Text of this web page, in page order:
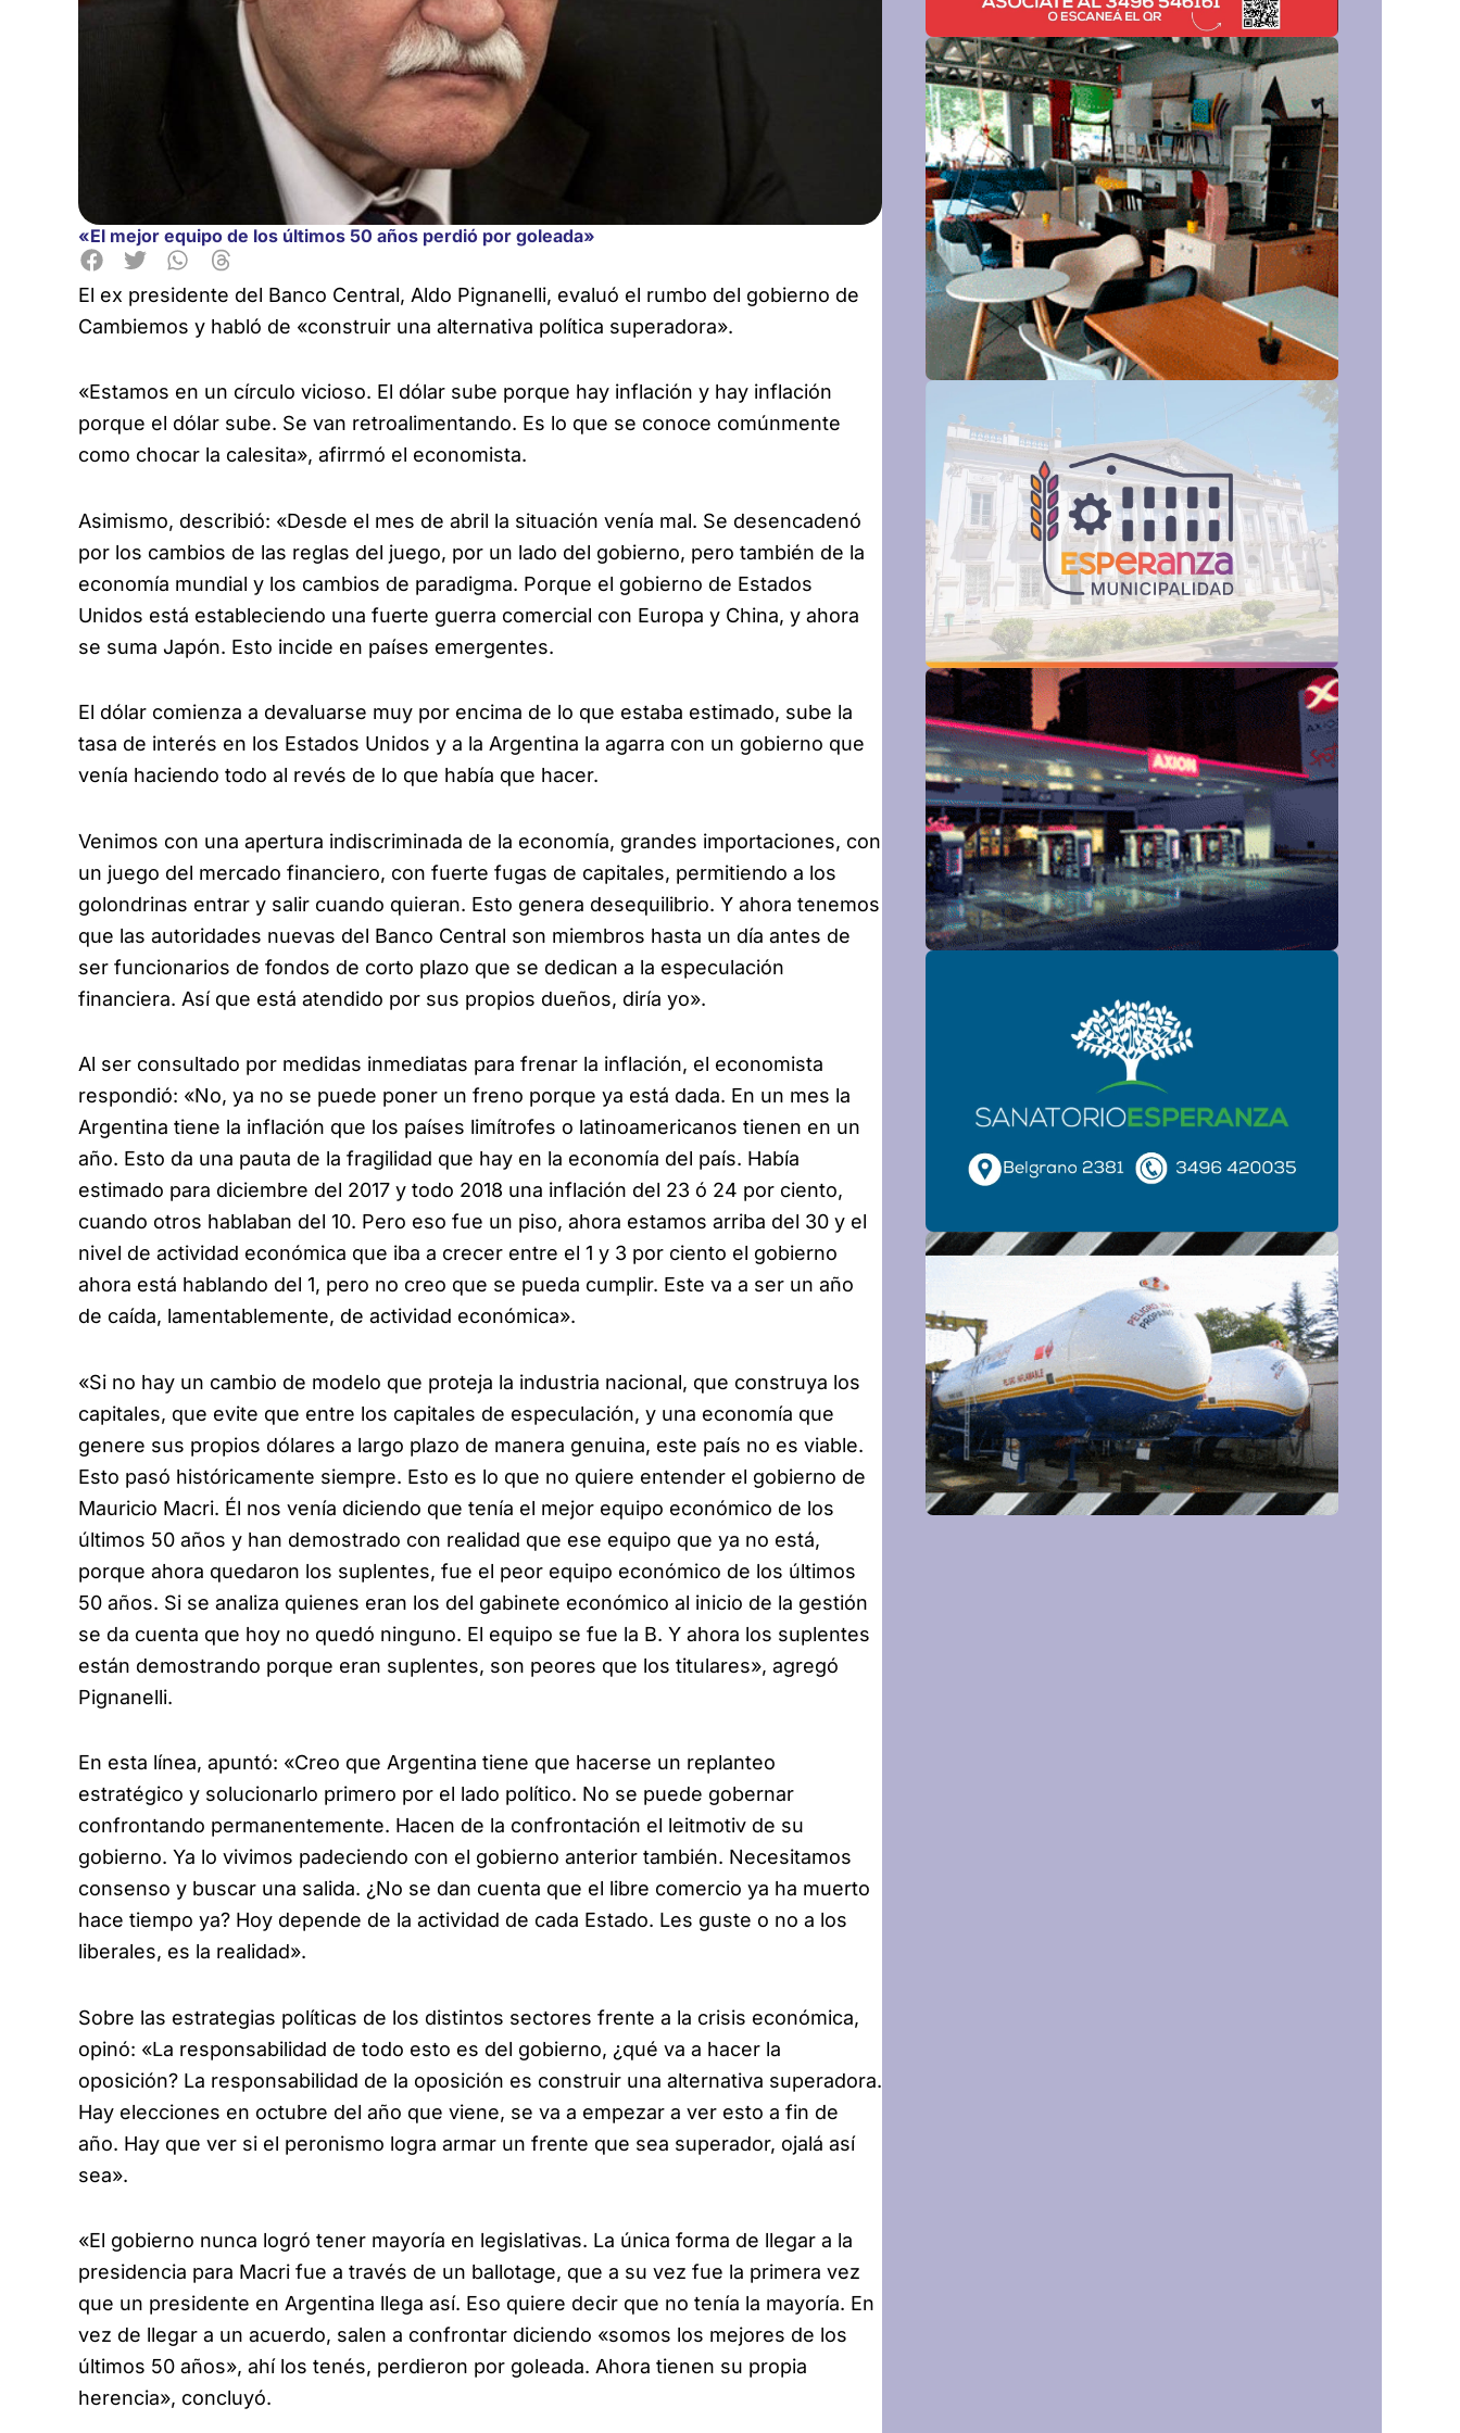
«El mejor equipo de los últimos 50 años perdió por goleada»
El ex presidente del Banco Central, Aldo Pignanelli, evaluó el rumbo del gobierno de
Cambiemos y habló de «construir una alternativa política superadora».
«Estamos en un círculo vicioso. El dólar sube porque hay inflación y hay inflación
porque el dólar sube. Se van retroalimentando. Es lo que se conoce comúnmente
como chocar la calesita», afirrmó el economista.
Asimismo, describió: «Desde el mes de abril la situación venía mal. Se desencadenó
por los cambios de las reglas del juego, por un lado del gobierno, pero también de la
economía mundial y los cambios de paradigma. Porque el gobierno de Estados
Unidos está estableciendo una fuerte guerra comercial con Europa y China, y ahora
se suma Japón. Esto incide en países emergentes.
El dólar comienza a devaluarse muy por encima de lo que estaba estimado, sube la
tasa de interés en los Estados Unidos y a la Argentina la agarra con un gobierno que
venía haciendo todo al revés de lo que había que hacer.
Venimos con una apertura indiscriminada de la economía, grandes importaciones, con
un juego del mercado financiero, con fuerte fugas de capitales, permitiendo a los
golondrinas entrar y salir cuando quieran. Esto genera desequilibrio. Y ahora tenemos
que las autoridades nuevas del Banco Central son miembros hasta un día antes de
ser funcionarios de fondos de corto plazo que se dedican a la especulación
financiera. Así que está atendido por sus propios dueños, diría yo».
Al ser consultado por medidas inmediatas para frenar la inflación, el economista
respondió: «No, ya no se puede poner un freno porque ya está dada. En un mes la
Argentina tiene la inflación que los países limítrofes o latinoamericanos tienen en un
año. Esto da una pauta de la fragilidad que hay en la economía del país. Había
estimado para diciembre del 2017 y todo 2018 una inflación del 23 ó 24 por ciento,
cuando otros hablaban del 10. Pero eso fue un piso, ahora estamos arriba del 30 y el
nivel de actividad económica que iba a crecer entre el 1 y 3 por ciento el gobierno
ahora está hablando del 1, pero no creo que se pueda cumplir. Este va a ser un año
de caída, lamentablemente, de actividad económica».
«Si no hay un cambio de modelo que proteja la industria nacional, que construya los
capitales, que evite que entre los capitales de especulación, y una economía que
genere sus propios dólares a largo plazo de manera genuina, este país no es viable.
Esto pasó históricamente siempre. Esto es lo que no quiere entender el gobierno de
Mauricio Macri. Él nos venía diciendo que tenía el mejor equipo económico de los
últimos 50 años y han demostrado con realidad que ese equipo que ya no está,
porque ahora quedaron los suplentes, fue el peor equipo económico de los últimos
50 años. Si se analiza quienes eran los del gabinete económico al inicio de la gestión
se da cuenta que hoy no quedó ninguno. El equipo se fue la B. Y ahora los suplentes
están demostrando porque eran suplentes, son peores que los titulares», agregó
Pignanelli.
En esta línea, apuntó: «Creo que Argentina tiene que hacerse un replanteo
estratégico y solucionarlo primero por el lado político. No se puede gobernar
confrontando permanentemente. Hacen de la confrontación el leitmotiv de su
gobierno. Ya lo vivimos padeciendo con el gobierno anterior también. Necesitamos
consenso y buscar una salida. ¿No se dan cuenta que el libre comercio ya ha muerto
hace tiempo ya? Hoy depende de la actividad de cada Estado. Les guste o no a los
liberales, es la realidad».
Sobre las estrategias políticas de los distintos sectores frente a la crisis económica,
opinó: «La responsabilidad de todo esto es del gobierno, ¿qué va a hacer la
oposición? La responsabilidad de la oposición es construir una alternativa superadora.
Hay elecciones en octubre del año que viene, se va a empezar a ver esto a fin de
año. Hay que ver si el peronismo logra armar un frente que sea superador, ojalá así
sea».
«El gobierno nunca logró tener mayoría en legislativas. La única forma de llegar a la
presidencia para Macri fue a través de un ballotage, que a su vez fue la primera vez
que un presidente en Argentina llega así. Eso quiere decir que no tenía la mayoría. En
vez de llegar a un acuerdo, salen a confrontar diciendo «somos los mejores de los
últimos 50 años», ahí los tenés, perdieron por goleada. Ahora tienen su propia
herencia», concluyó.